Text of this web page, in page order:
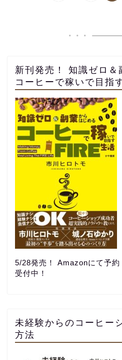
新刊発売！ 知識ゼロ＆
コーヒーで稼いで目指
5/28発売！ Amazonにて予約
受付中！
未経験からのコーヒー
方法